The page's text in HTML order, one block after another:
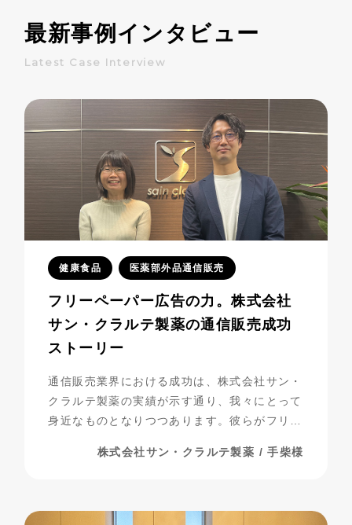
最新事例インタビュー
Latest Case Interview
健康食品 医薬部外品通信販売
フリーペーパー広告の力。株式会社
サン・クラルテ製薬の通信販売成功
ストーリー
通信販売業界における成功は、株式会社サン・
クラルテ製薬の実績が示す通り、我々にとって
身近なものとなりつつあります。彼らがフリー
過程には、多くの挑戦と努力が詰まっていま
株式会社サン・クラルテ製薬 / 手柴様